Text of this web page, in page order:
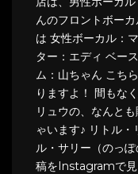
んのフロントボー
は 女性ボーカル：
ター：エディ ベー
ム：山ちゃん こち
りますよ！ 間もな
リュウの、なんと
ゃいます♪ リトル
ル・サリー（のっ
稿をInstagramで